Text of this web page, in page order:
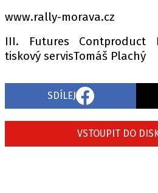
www.rally-morava.cz
III. Futures Contproduct
tiskový servisTomáš Plachý
SDÍLEJ
VSTOUPIT DO